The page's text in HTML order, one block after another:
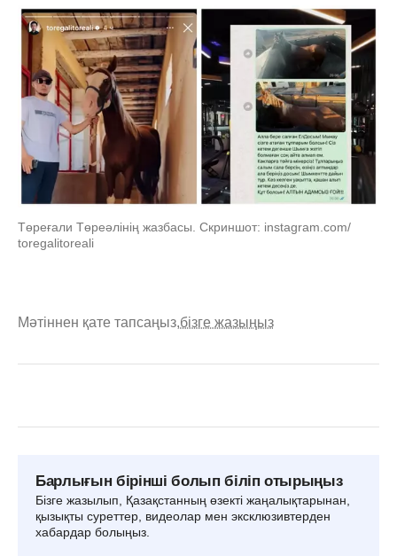
Төреғали Төреәлінің жазбасы. Скриншот: instagram.com/
toregalitoreali
Мәтіннен қате тапсаңыз,бізге жазыңыз
Барлығын бірінші болып біліп отырыңыз
Бізге жазылып, Қазақстанның өзекті жаңалықтарынан,
қызықты суреттер, видеолар мен эксклюзивтерден
хабардар болыңыз.